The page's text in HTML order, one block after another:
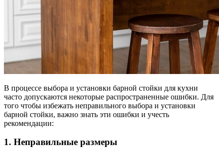
В процессе выбора и установки барной стойки для кухни
часто допускаются некоторые распространенные ошибки. Для
того чтобы избежать неправильного выбора и установки
барной стойки, важно знать эти ошибки и учесть
рекомендации:
1. Неправильные размеры